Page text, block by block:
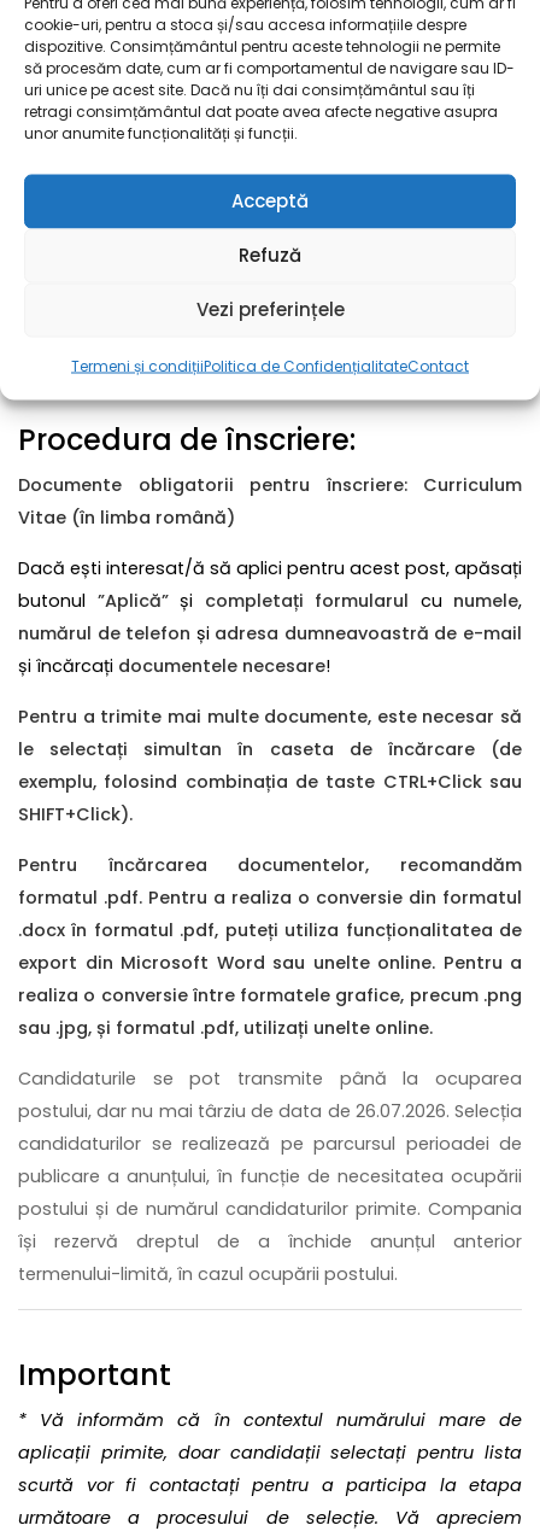
cookie-uri, pentru a stoca și/sau accesa informațiile despre
dispozitive. Consimțământul pentru aceste tehnologii ne permite
să procesăm date, cum ar fi comportamentul de navigare sau ID-
uri unice pe acest site. Dacă nu îți dai consimțământul sau îți
retragi consimțământul dat poate avea afecte negative asupra
unor anumite funcționalități și funcții.
Acceptă
Refuză
Vezi preferințele
Termeni și condițiiPolitica de ConfidențialitateContact
Mondiale a Poștei – 9 Octombrie
• Mediu de lucru dinamic și sigur
• Abonament la serviciile medicale în rețeaua MedLife
• Acces la spații proprii de cazare la costuri avantajoase
Procedura de înscriere:
Documente obligatorii pentru înscriere: Curriculum
Vitae (în limba română)
Dacă ești interesat/ă să aplici pentru acest post, apăsați
butonul ”Aplică” și completați formularul cu numele,
numărul de telefon și adresa dumneavoastră de e-mail
și încărcați documentele necesare!
Pentru a trimite mai multe documente, este necesar să
le selectați simultan în caseta de încărcare (de
exemplu, folosind combinația de taste CTRL+Click sau
SHIFT+Click).
Pentru încărcarea documentelor, recomandăm
formatul .pdf. Pentru a realiza o conversie din formatul
.docx în formatul .pdf, puteți utiliza funcționalitatea de
export din Microsoft Word sau unelte online. Pentru a
realiza o conversie între formatele grafice, precum .png
sau .jpg, și formatul .pdf, utilizați unelte online.
Candidaturile se pot transmite până la ocuparea
postului, dar nu mai târziu de data de 26.07.2026. Selecția
candidaturilor se realizează pe parcursul perioadei de
publicare a anunțului, în funcție de necesitatea ocupării
postului și de numărul candidaturilor primite. Compania
își rezervă dreptul de a închide anunțul anterior
termenului-limită, în cazul ocupării postului.
Important
* Vă informăm că în contextul numărului mare de
aplicații primite, doar candidații selectați pentru lista
scurtă vor fi contactați pentru a participa la etapa
următoare a procesului de selecție. Vă apreciem